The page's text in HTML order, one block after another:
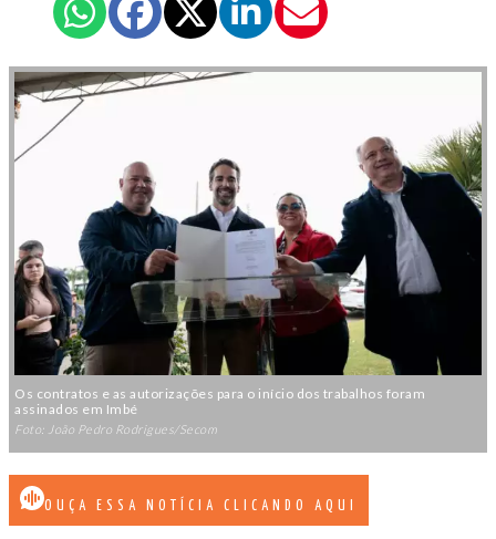
Os contratos e as autorizações para o início dos trabalhos foram
assinados em Imbé
Foto: João Pedro Rodrigues/Secom
OUÇA ESSA NOTÍCIA CLICANDO AQUI